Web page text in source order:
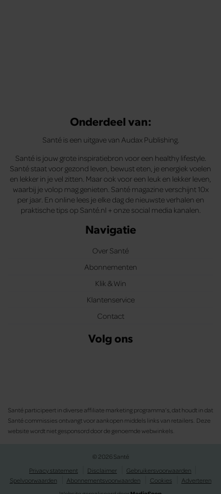
Onderdeel van:
Santé is een uitgave van Audax Publishing.
Santé is jouw grote inspiratiebron voor een healthy lifestyle.
Santé staat voor gezond leven, bewust eten, je energiek voelen
en lekker in je vel zitten. Maar ook voor een leuk en lekker leven,
waarbij je volop mag genieten. Santé magazine verschijnt 10x
per jaar. En online lees je elke dag de nieuwste verhalen en
praktische tips op Santé.nl + onze social media kanalen.
Navigatie
Over Santé
Abonnementen
Klik & Win
Klantenservice
Contact
Volg ons
Santé participeert in diverse affiliate marketing programma’s, dat houdt in dat
Santé commissies ontvangt voor aankopen middels links van retailers. Deze
website wordt niet gesponsord door de genoemde webwinkels.
© 2026 Santé
Privacy statement
Disclaimer
Gebruikersvoorwaarden
Spelvoorwaarden
Abonnementsvoorwaarden Cookies
Adverteren